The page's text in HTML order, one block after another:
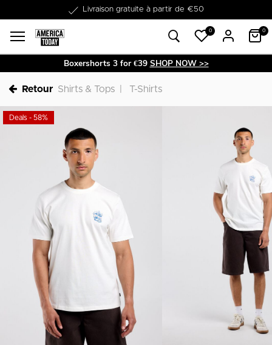
Livraison gratuite à partir de €50
0 0
Boxershorts 3 for €39 SHOP NOW >>
Retour Shirts & Tops T-Shirts
Deals - 58%